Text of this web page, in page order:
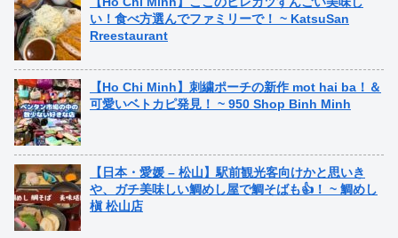
い！食べ方選んでファミリーで！ ~ KatsuSan
Rreestaurant
【Ho Chi Minh】刺繍ポーチの新作 mot hai ba！＆
可愛いベトカピ発見！ ~ 950 Shop Binh Minh
【日本・愛媛 – 松山】駅前観光客向けかと思いき
や、ガチ美味しい鯛めし屋で鯛そばも👍！ ~ 鯛めし
槇 松山店